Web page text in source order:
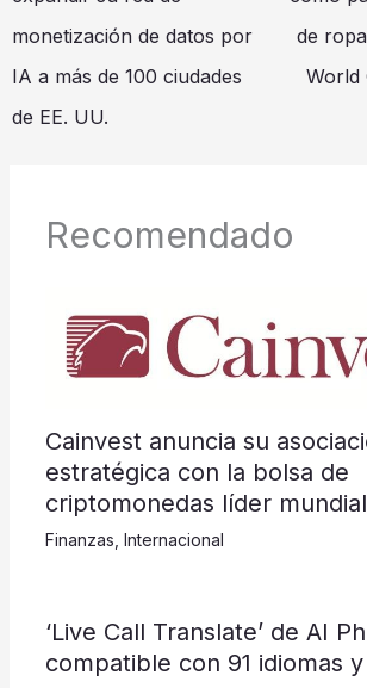
monetización de datos por
IA a más de 100 ciudades
de EE. UU.
de
World
Recomendado
Cainvest anuncia su
estratégica con la bolsa de
criptomonedas líder
Finanzas, Internacional
‘Live Call Translate’ de AI
compatible con 91 idiomas